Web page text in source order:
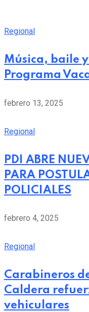
Regional
Música, baile y
Programa
febrero 13, 2025
Regional
PDI ABRE
PARA
POLICIALES
febrero 4, 2025
Regional
Carabineros
Caldera
vehiculares